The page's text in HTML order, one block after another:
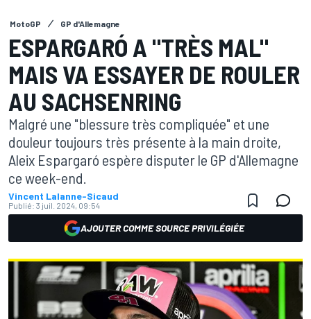
MotoGP GP d'Allemagne
ESPARGARÓ A "TRÈS MAL"
MAIS VA ESSAYER DE ROULER
AU SACHSENRING
Malgré une "blessure très compliquée" et une
douleur toujours très présente à la main droite,
Aleix Espargaró espère disputer le GP d'Allemagne
ce week-end.
Vincent Lalanne-Sicaud
Publié: 3 juil. 2024, 09:54
AJOUTER COMME SOURCE PRIVILÉGIÉE